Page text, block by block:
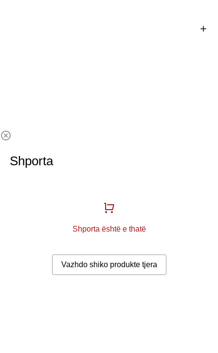
Shporta
Shporta është e thatë
Vazhdo shiko produkte tjera